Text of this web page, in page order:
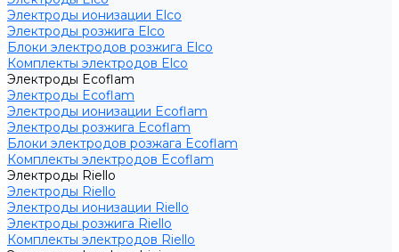
Электроды ионизации Elco
Электроды розжига Elco
Блоки электродов розжига Elco
Комплекты электродов Elco
Электроды Ecoflam
Электроды Ecoflam
Электроды ионизации Ecoflam
Электроды розжига Ecoflam
Блоки электродов розжага Ecoflam
Комплекты электродов Ecoflam
Электроды Riello
Электроды Riello
Электроды ионизации Riello
Электроды розжига Riello
Комплекты электродов Riello